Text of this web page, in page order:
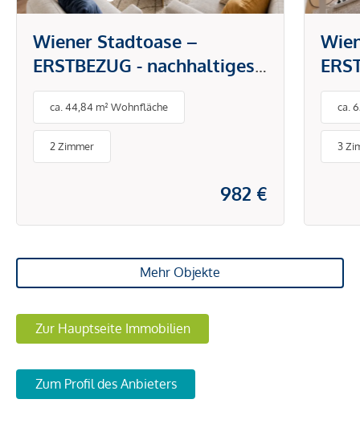
Wiener Stadtoase –
ERSTBEZUG - nachhaltiges
Energiekonzept – Mit
Balkon, Loggia, Terrasse
oder Garten
ca. 44,84 m² Wohnfläche
2 Zimmer
982 €
ca.
3
Mehr Objekte
Zur Hauptseite Immobilien
Zum Profil des Anbieters